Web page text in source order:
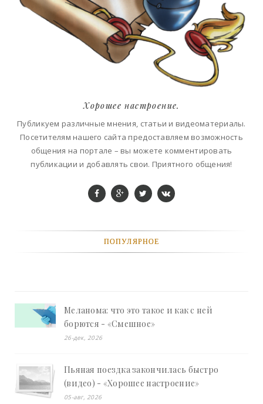
Хорошее настроение.
Публикуем различные мнения, статьи и видеоматериалы.
Посетителям нашего сайта предоставляем возможность
общения на портале – вы можете комментировать
публикации и добавлять свои. Приятного общения!
ПОПУЛЯРНОЕ
Меланома: что это такое и как с ней
борются - «Смешное»
26-дек, 2026
Пьяная поездка закончилась быстро
(видео) - «Хорошее настроение»
05-авг, 2026